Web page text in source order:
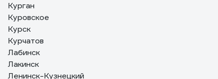
Курган
Куровское
Курск
Курчатов
Лабинск
Лакинск
Ленинск-Кузнецкий